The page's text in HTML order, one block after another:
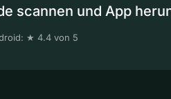
scannen und App
★ 4.4 von 5